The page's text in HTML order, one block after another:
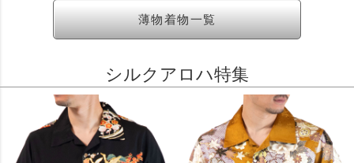
薄物着物一覧
シルクアロハ特集